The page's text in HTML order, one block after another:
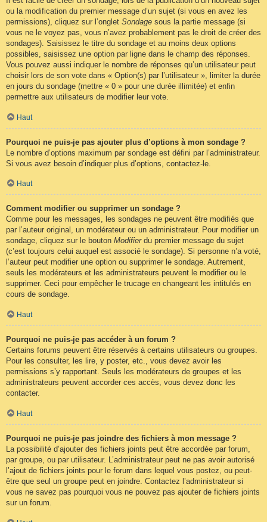
ou la modification du premier message d’un sujet (si vous en avez les
permissions), cliquez sur l’onglet Sondage sous la partie message (si
vous ne le voyez pas, vous n’avez probablement pas le droit de créer des
sondages). Saisissez le titre du sondage et au moins deux options
possibles, saisissez une option par ligne dans le champ des réponses.
Vous pouvez aussi indiquer le nombre de réponses qu’un utilisateur peut
choisir lors de son vote dans « Option(s) par l’utilisateur », limiter la durée
en jours du sondage (mettre « 0 » pour une durée illimitée) et enfin
permettre aux utilisateurs de modifier leur vote.
Haut
Pourquoi ne puis-je pas ajouter plus d’options à mon sondage ?
Le nombre d’options maximum par sondage est défini par l’administrateur.
Si vous avez besoin d’indiquer plus d’options, contactez-le.
Haut
Comment modifier ou supprimer un sondage ?
Comme pour les messages, les sondages ne peuvent être modifiés que
par l’auteur original, un modérateur ou un administrateur. Pour modifier un
sondage, cliquez sur le bouton Modifierdu premier message du sujet
(c’est toujours celui auquel est associé le sondage). Si personne n’a voté,
l’auteur peut modifier une option ou supprimer le sondage. Autrement,
seuls les modérateurs et les administrateurs peuvent le modifier ou le
supprimer. Ceci pour empêcher le trucage en changeant les intitulés en
cours de sondage.
Haut
Pourquoi ne puis-je pas accéder à un forum ?
Certains forums peuvent être réservés à certains utilisateurs ou groupes.
Pour les consulter, les lire, y poster, etc., vous devez avoir les
permissions s’y rapportant. Seuls les modérateurs de groupes et les
administrateurs peuvent accorder ces accès, vous devez donc les
contacter.
Haut
Pourquoi ne puis-je pas joindre des fichiers à mon message ?
La possibilité d’ajouter des fichiers joints peut être accordée par forum,
par groupe, ou par utilisateur. L’administrateur peut ne pas avoir autorisé
l’ajout de fichiers joints pour le forum dans lequel vous postez, ou peut-
être que seul un groupe peut en joindre. Contactez l’administrateur si
vous ne savez pas pourquoi vous ne pouvez pas ajouter de fichiers joints
sur un forum.